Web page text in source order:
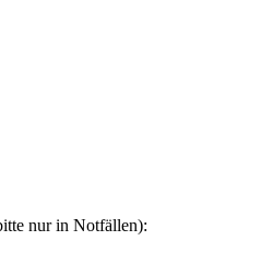
nur in Notfällen):